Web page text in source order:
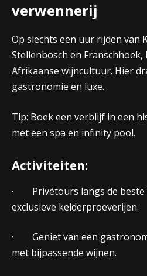
verwennerij
Op slechts een uur rijden van
Stellenbosch en
Afrikaanse wijncultuur. Hier
gastronomie en luxe.
Tip: Boek een verblijf in een
met een spa en infinity pool.
Activiteiten:
· Privétours langs de beste
exclusieve kelderproeverijen.
· Geniet van een
met bijpassende wijnen.